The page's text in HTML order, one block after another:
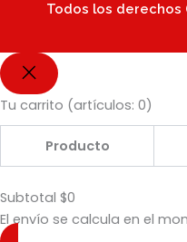
Todos los derechos
Tu carrito (artículos: 0)
Producto
Subtotal $0
El envío se calcula en el